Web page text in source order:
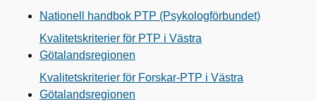
Nationell handbok PTP (Psykologförbundet)
Kvalitetskriterier för PTP i Västra
Götalandsregionen
Kvalitetskriterier för Forskar-PTP i Västra
Götalandsregionen